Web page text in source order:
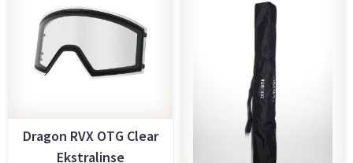
Dragon RVX OTG Clear
Ekstralinse